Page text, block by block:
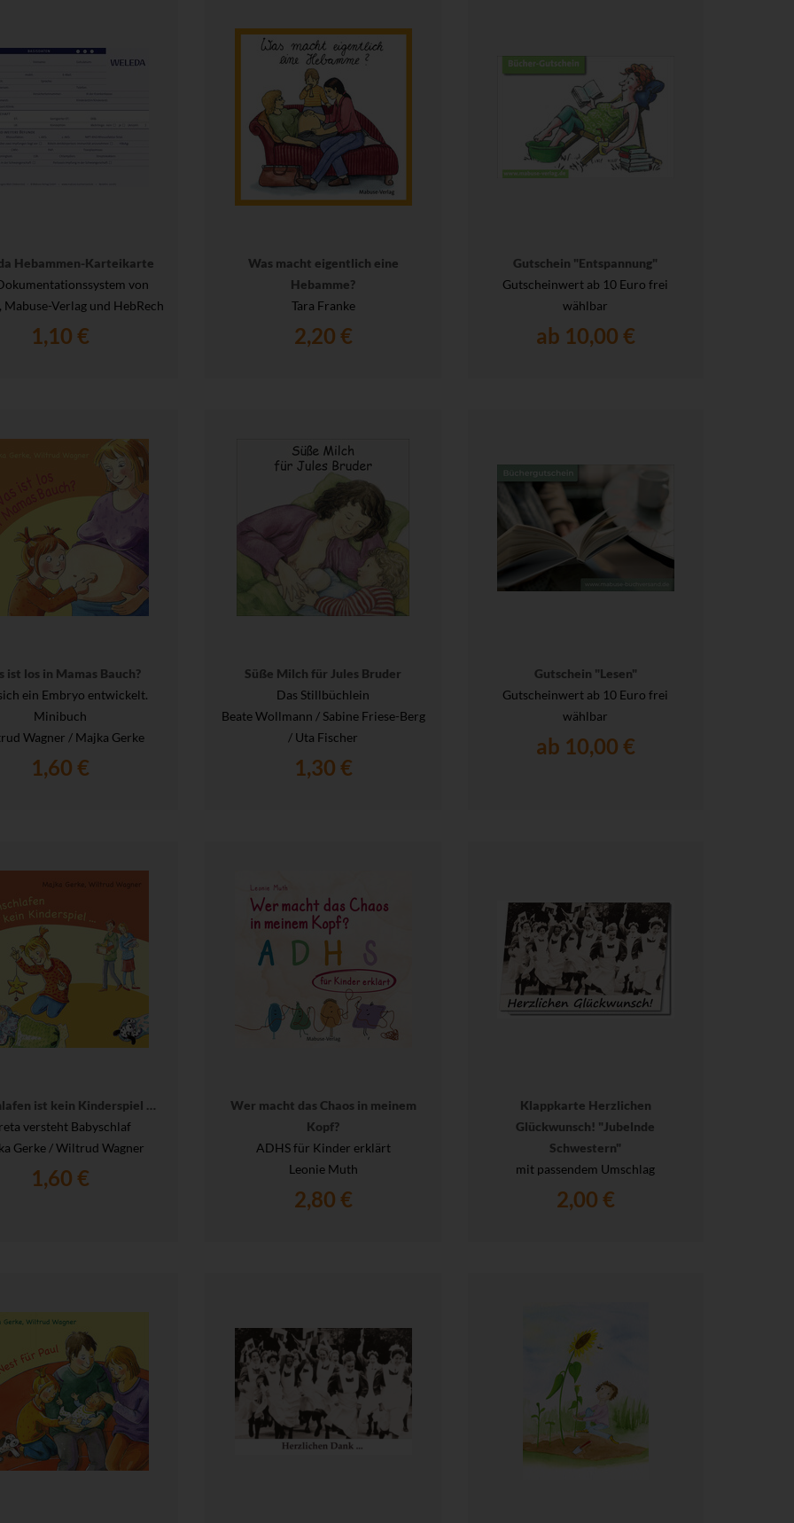
Hebammen-Karteikarte
von
Mabuse-Verlag und HebRech
1,10 €
Was macht eigentlich eine
Hebamme?
Tara Franke
2,20 €
Gutschein "Entspannung"
Gutscheinwert ab 10 Euro frei
wählbar
ab 10,00 €
ist los in Mamas Bauch?
ein Embryo entwickelt.
Minibuch
Wagner / Majka Gerke
1,60 €
Süße Milch für Jules Bruder
Das Stillbüchlein
Beate Wollmann / Sabine Friese-Berg
/ Uta Fischer
1,30 €
Gutschein "Lesen"
Gutscheinwert ab 10 Euro frei
wählbar
ab 10,00 €
ist kein Kinderspiel …
versteht Babyschlaf
Gerke / Wiltrud Wagner
1,60 €
Wer macht das Chaos in meinem
Kopf?
ADHS für Kinder erklärt
Leonie Muth
2,80 €
Klappkarte Herzlichen
Glückwunsch! "Jubelnde
Schwestern"
mit passendem Umschlag
2,00 €